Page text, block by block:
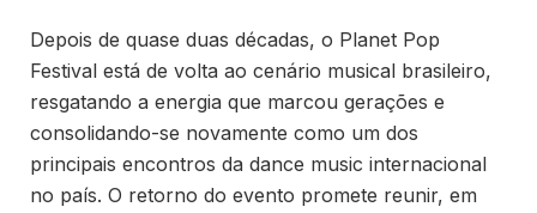
Depois de quase duas décadas, o Planet Pop
Festival está de volta ao cenário musical brasileiro,
resgatando a energia que marcou gerações e
consolidando-se novamente como um dos
principais encontros da dance music internacional
no país. O retorno do evento promete reunir, em